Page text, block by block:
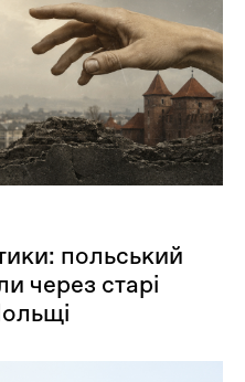
польський
через старі